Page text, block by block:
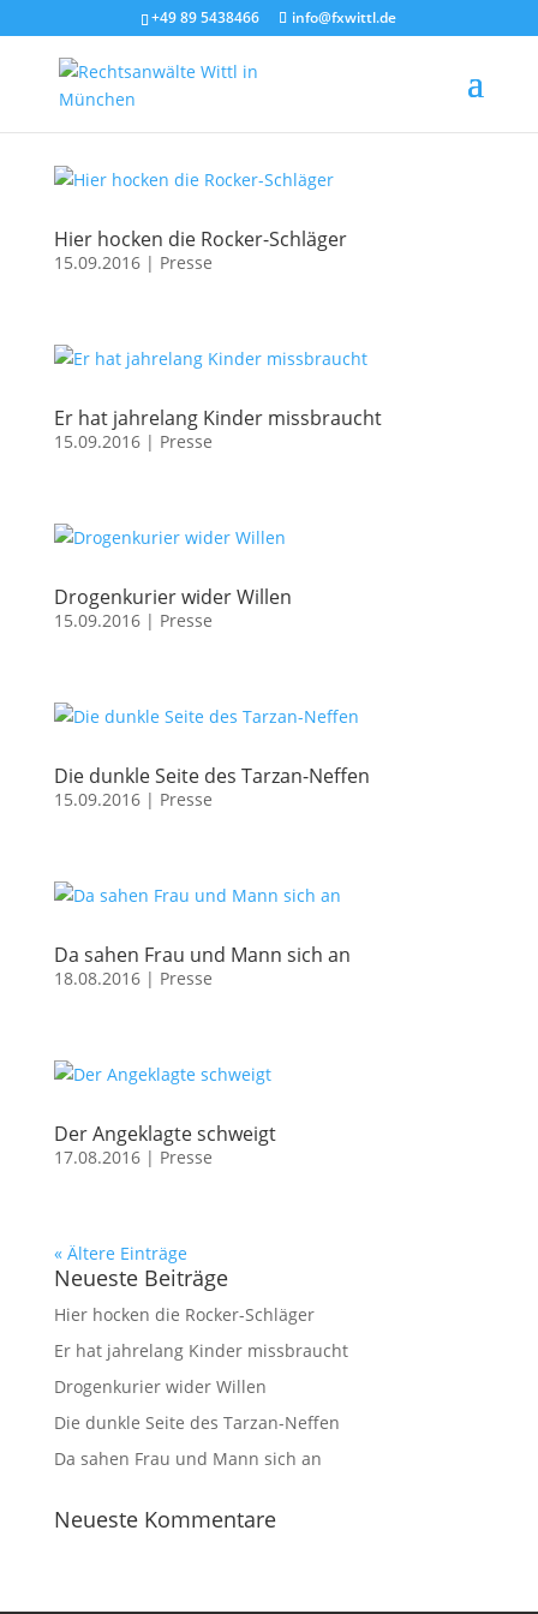
+49 89 5438466 info@fxwittl.de
Hier hocken die Rocker-Schläger
15.09.2016| Presse
Er hat jahrelang Kinder missbraucht
15.09.2016| Presse
Drogenkurier wider Willen
15.09.2016| Presse
Die dunkle Seite des Tarzan-Neffen
15.09.2016| Presse
Da sahen Frau und Mann sich an
18.08.2016| Presse
Der Angeklagte schweigt
17.08.2016| Presse
« Ältere Einträge
Neueste Beiträge
Hier hocken die Rocker-Schläger
Er hat jahrelang Kinder missbraucht
Drogenkurier wider Willen
Die dunkle Seite des Tarzan-Neffen
Da sahen Frau und Mann sich an
Neueste Kommentare